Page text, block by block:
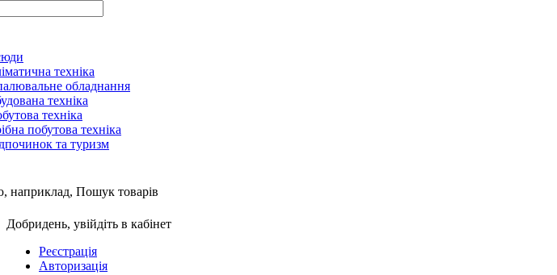
техніка
обладнання
техніка
техніка
побутова техніка
та туризм
наприклад, Пошук товарів
Добридень, увійдіть в кабінет
Реєстрація
Авторизація